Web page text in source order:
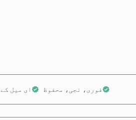
فوری، نجی، محفوظ ای میل